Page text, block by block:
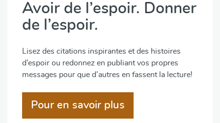
Avoir de l’espoir. Donner
de l’espoir.
Lisez des citations inspirantes et des histoires
d’espoir ou redonnez en publiant vos propres
messages pour que d’autres en fassent la lecture!
Pour en savoir plus